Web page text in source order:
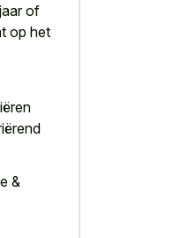
of
op het
&